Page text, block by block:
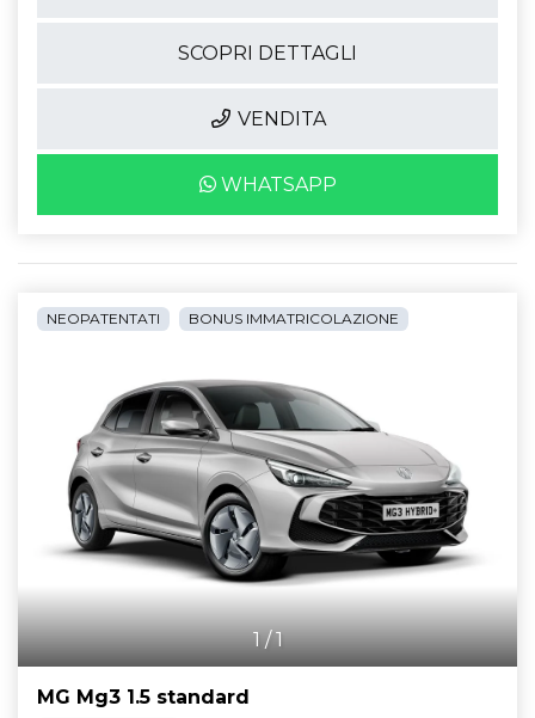
SCOPRI DETTAGLI
VENDITA
WHATSAPP
1/1
NEOPATENTATI BONUS IMMATRICOLAZIONE
MG Mg3 1.5 standard